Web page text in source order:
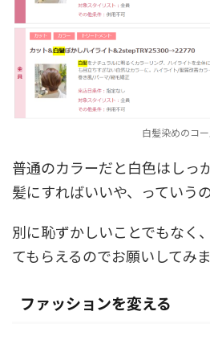
白髪染めのコー
普通のカラーだと白色はしっ
髪にすればいいや、っていう
別に恥ずかしいことでもなく
てもらえるのでお願いしてみま
ファッションを変える